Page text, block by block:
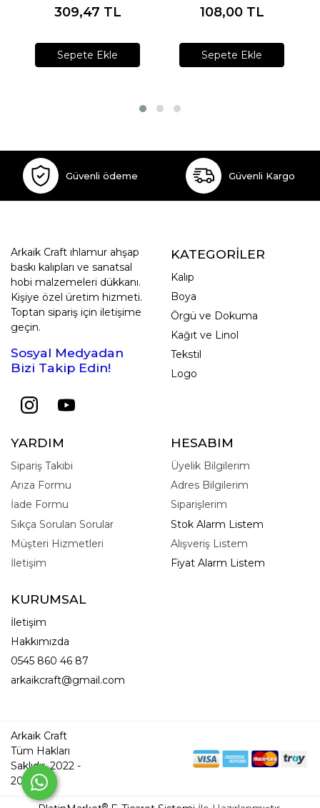
309,47 TL
Sepete Ekle
108,00 TL
Sepete Ekle
Güvenli ödeme Güvenli Kargo
Arkaik Craft ıhlamur ahşap
baskı kalıpları ve sanatsal
hobi malzemeleri dükkanı.
Kişiye özel üretim hizmeti.
Toptan sipariş için iletişime
geçin.
Sosyal Medyadan
Bizi Takip Edin!
KATEGORİLER
Kalıp
Boya
Örgü ve Dokuma
Kağıt ve Linol
Tekstil
Logo
YARDIM
Sipariş Takibi
Arıza Formu
İade Formu
Sıkça Sorulan Sorular
Müşteri Hizmetleri
İletişim
HESABIM
Üyelik Bilgilerim
Adres Bilgilerim
Siparişlerim
Stok Alarm Listem
Alışveriş Listem
Fiyat Alarm Listem
KURUMSAL
İletişim
Hakkımızda
0545 860 46 87
arkaikcraft@gmail.com
Arkaik Craft
Tüm Hakları
Saklıdır. 2022 -
2026